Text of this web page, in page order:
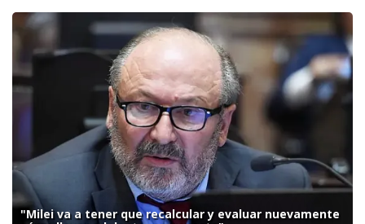
"Milei va a tener que recalcular y evaluar nuevamente